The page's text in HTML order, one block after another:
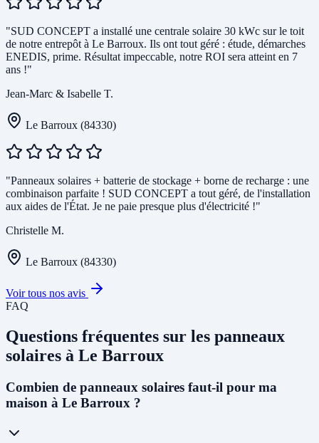
"SUD CONCEPT a installé une centrale solaire 30 kWc sur le toit
de notre entrepôt à Le Barroux. Ils ont tout géré : étude, démarches
ENEDIS, prime. Résultat impeccable, notre ROI sera atteint en 7
ans !"
Jean-Marc & Isabelle T.
Le Barroux (84330)
"Panneaux solaires + batterie de stockage + borne de recharge : une
combinaison parfaite ! SUD CONCEPT a tout géré, de l'installation
aux aides de l'État. Je ne paie presque plus d'électricité !"
Christelle M.
Le Barroux (84330)
Voir tous nos avis
FAQ
Questions fréquentes sur les panneaux
solaires à Le Barroux
Combien de panneaux solaires faut-il pour ma
maison à Le Barroux ?